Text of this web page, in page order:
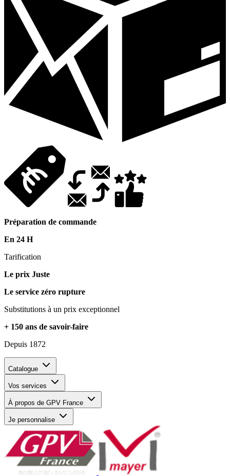
Préparation de commande
En 24 H
Tarification
Le prix Juste
Le service zéro rupture
Substitutions à un prix exceptionnel
+ 150 ans de savoir-faire
Depuis 1872
Catalogue
Vos services
À propos de GPV France
Je personnalise